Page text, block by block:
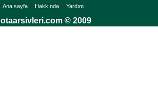
Ana sayfa Hakkında Yardım
© 2009